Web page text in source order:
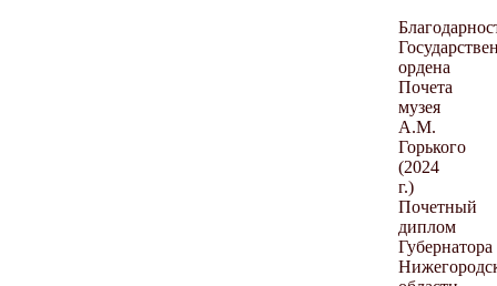
ордена
Почета
музея
А.М.
Горького
(2024
г.)
Почетный
диплом
Губернатора